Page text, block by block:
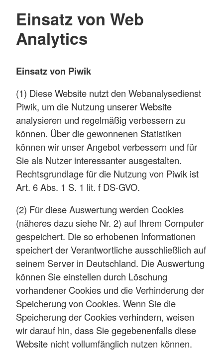
Einsatz von Web
Analytics
Einsatz von Piwik
(1) Diese Website nutzt den Webanalysedienst
Piwik, um die Nutzung unserer Website
analysieren und regelmäßig verbessern zu
können. Über die gewonnenen Statistiken
können wir unser Angebot verbessern und für
Sie als Nutzer interessanter ausgestalten.
Rechtsgrundlage für die Nutzung von Piwik ist
Art. 6 Abs. 1 S. 1 lit. f DS-GVO.
(2) Für diese Auswertung werden Cookies
(näheres dazu siehe Nr. 2) auf Ihrem Computer
gespeichert. Die so erhobenen Informationen
speichert der Verantwortliche ausschließlich auf
seinem Server in Deutschland. Die Auswertung
können Sie einstellen durch Löschung
vorhandener Cookies und die Verhinderung der
Speicherung von Cookies. Wenn Sie die
Speicherung der Cookies verhindern, weisen
wir darauf hin, dass Sie gegebenenfalls diese
Website nicht vollumfänglich nutzen können.